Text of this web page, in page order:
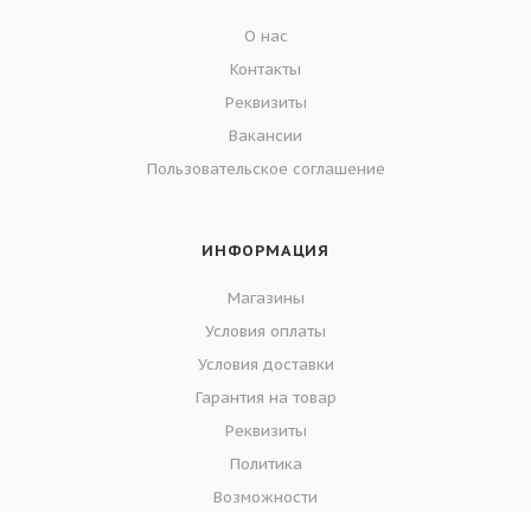
О нас
Контакты
Реквизиты
Вакансии
Пользовательское соглашение
ИНФОРМАЦИЯ
Магазины
Условия оплаты
Условия доставки
Гарантия на товар
Реквизиты
Политика
Возможности